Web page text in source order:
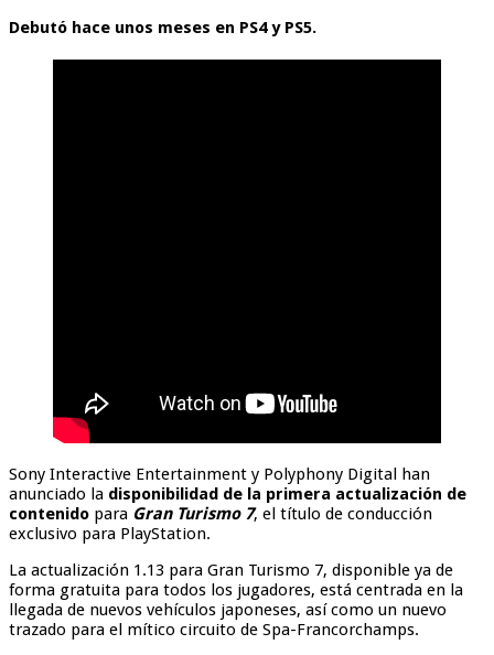
Debutó hace unos meses en PS4 y PS5.
Sony Interactive Entertainment y Polyphony Digital han
anunciado la disponibilidad de la primera actualización de
contenido para Gran Turismo 7, el título de conducción
exclusivo para PlayStation.
La actualización 1.13 para Gran Turismo 7, disponible ya de
forma gratuita para todos los jugadores, está centrada en la
llegada de nuevos vehículos japoneses, así como un nuevo
trazado para el mítico circuito de Spa-Francorchamps.